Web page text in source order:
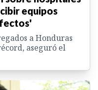
equipos
a Honduras
aseguró el